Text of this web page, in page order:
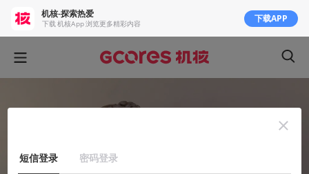
机核-探索热爱
下载 机核App 浏览更多精彩内容 下载APP
短信登录 密码登录